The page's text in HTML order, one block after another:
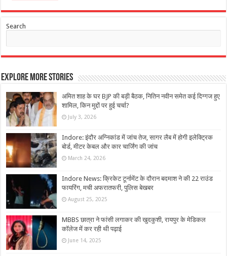
Search
Explore More Stories
अमित शाह के घर BJP की बड़ी बैठक, नितिन नवीन समेत कई दिग्गज हुए
शामिल, किन मुद्दों पर हुई चर्चा?
July 3, 2026
Indore: इंदौर अग्निकांड में जांच तेज, सागर लैब में होगी इलेक्ट्रिक
बोर्ड, मीटर केबल और कार चार्जिंग की जांच
March 24, 2026
Indore News: क्रिकेट टूर्नामेंट के दौरान बदमाश ने की 22 राउंड
फायरिंग, मची अफरातफरी, पुलिस बेखबर
August 25, 2025
MBBS छात्रा ने फांसी लगाकर की खुदकुशी, रायपुर के मेडिकल
कॉलेज में कर रही थी पढ़ाई
June 14, 2025